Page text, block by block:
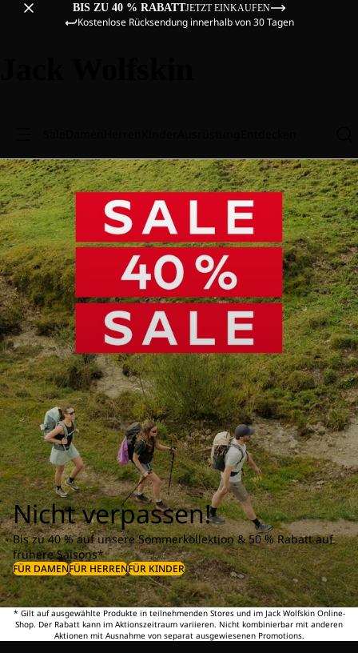
BIS ZU 40 % RABATTJETZT EINKAUFEN
Kostenlose Rücksendung innerhalb von 30 Tagen
Nicht verpassen!
Bis zu 40 % auf unsere Sommerkollektion & 50 % Rabatt auf
frühere Saisons*
FÜR DAMENFÜR HERRENFÜR KINDER
* Gilt auf ausgewählte Produkte in teilnehmenden Stores und im Jack Wolfskin Online-
Shop. Der Rabatt kann im Aktionszeitraum variieren. Nicht kombinierbar mit anderen
Aktionen mit Ausnahme von separat ausgewiesenen Promotions.